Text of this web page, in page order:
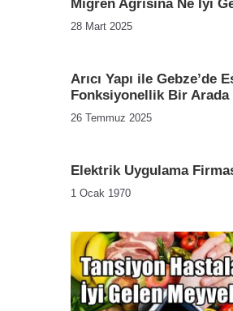
Migren Ağrısına Ne İyi
28 Mart 2025
Arıcı Yapı ile Gebze’de
Fonksiyonellik Bir Arada
26 Temmuz 2025
Elektrik Uygulama
1 Ocak 1970